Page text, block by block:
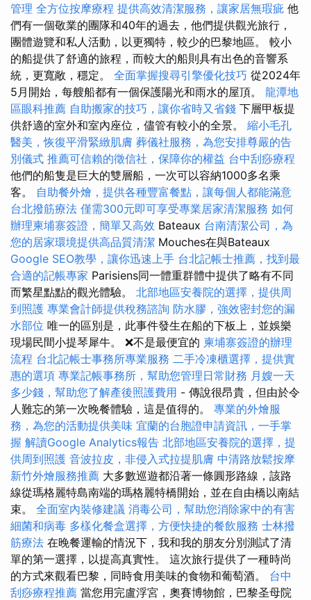
管理 全方位按摩療程 提供高效清潔服務，讓家居無瑕疵 他
們有一個敬業的團隊和40年的過去，他們提供觀光旅行，
團體遊覽和私人活動，以更獨特，較少的巴黎地區。 較小
的船提供了舒適的旅程，而較大的船則具有出色的音響系
統，更寬敞，穩定。 全面掌握搜尋引擎優化技巧 從2024年
5月開始，每艘船都有一個保護陽光和雨水的屋頂。 龍潭地
區眼科推薦 自助搬家的技巧，讓你省時又省錢 下層甲板提
供舒適的室外和室內座位，儘管有較小的全景。 縮小毛孔
醫美，恢復平滑緊緻肌膚 葬儀社服務，為您安排尊嚴的告
別儀式 推薦可信賴的徵信社，保障你的權益 台中刮痧療程
他們的船隻是巨大的雙層船，一次可以容納1000多名乘
客。 自助餐外燴，提供各種豐富餐點，讓每個人都能滿意
台北撥筋療法 僅需300元即可享受專業居家清潔服務 如何
辦理柬埔寨簽證，簡單又高效 Bateaux 台南清潔公司，為
您的居家環境提供高品質清潔 Mouches在與Bateaux
Google SEO教學，讓你迅速上手 台北記帳士推薦，找到最
合適的記帳專家 Parisiens同一體重群體中提供了略有不同
而繁星點點的觀光體驗。 北部地區安養院的選擇，提供周
到照護 專業會計師提供稅務諮詢 防水膠，強效密封您的漏
水部位 唯一的區別是，此事件發生在船的下板上，並娛樂
現場民間小提琴犀牛。 ❌不是最便宜的 柬埔寨簽證的辦理
流程 台北記帳士事務所專業服務 二手冷凍櫃選擇，提供實
惠的選項 專業記帳事務所，幫助您管理日常財務 月嫂一天
多少錢，幫助您了解產後照護費用 - 傳說很昂貴，但由於令
人難忘的第一次晚餐體驗，這是值得的。 專業的外燴服
務，為您的活動提供美味 宜蘭的台胞證申請資訊，一手掌
握 解讀Google Analytics報告 北部地區安養院的選擇，提
供周到照護 音波拉皮，非侵入式拉提肌膚 中清路放鬆按摩
新竹外燴服務推薦 大多數巡遊都沿著一條圓形路線，該路
線從瑪格麗特島南端的瑪格麗特橋開始，並在自由橋以南結
束。 全面室內裝修建議 消毒公司，幫助您消除家中的有害
細菌和病毒 多樣化餐盒選擇，方便快捷的餐飲服務 士林撥
筋療法 在晚餐運輸的情況下，我和我的朋友分別測試了清
單的第一選擇，以提高真實性。 這次旅行提供了一種時尚
的方式來觀看巴黎，同時食用美味的食物和葡萄酒。 台中
刮痧療程推薦 當您用完盧浮宮，奧賽博物館，巴黎圣母院